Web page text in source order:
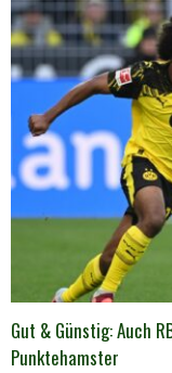
Gut & Günstig: Auch
Punktehamster